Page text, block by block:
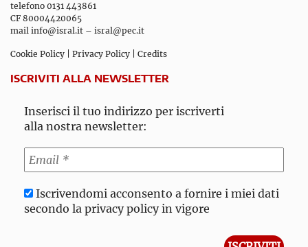
telefono 0131 443861
CF 80004420065
mail info@isral.it – isral@pec.it
Cookie Policy Privacy Policy Credits
ISCRIVITI ALLA NEWSLETTER
Inserisci il tuo indirizzo per iscriverti
alla nostra newsletter:
Iscrivendomi acconsento a fornire i miei dati
secondo la privacy policy in vigore